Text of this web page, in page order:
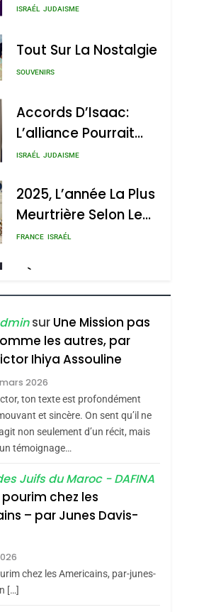
Nouvelle Chanson De
ISRAÉL JUDAISME
Tout Sur La Nostalgie
SOUVENIRS
Accords D’Isaac:
L’alliance Pourrait
S’étendre À 13 Pays
ISRAÉL JUDAISME
2025, L’année La Plus
Meurtrière Selon Le
Rapport D’ADL
FRANCE ISRAÉL
FIÈRE, DIGNE ET
RÉSILIENTE :
POURQUOI JE
REVENDIQUE MA
JUDAÏTE Par Thérèse
Zrihen-Dvir
ISRAÉL JUDAISME
CE QUI NOUS
MANQUE – Jacques
Hadida
JUDAISME
Maroc : Les Amandes
De Tafraout, Le Miel
De Tadla Azilal
Consacrés Produits
Du Terroir
DAFINA MAROC
Oeil Ravageur –
sur Une Mission pas
les autres, par
Ihiya Assouline
2026
ton texte est profondément
et sincère. On sent qu’il ne
non seulement d’un récit, mais
témoignage…
Juifs du Maroc - DAFINA
pourim chez les
– par Junes Davis-
chez les Americains, par-junes-
[…]